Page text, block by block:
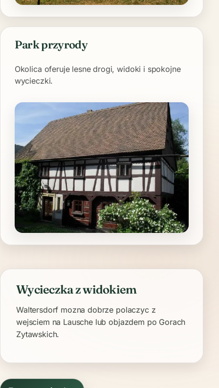
Park przyrody
Okolica oferuje lesne drogi, widoki i spokojne
wycieczki.
Wycieczka z widokiem
Waltersdorf mozna dobrze polaczyc z
wejsciem na Lausche lub objazdem po Gorach
Zytawskich.